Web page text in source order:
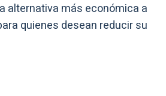
alternativa más económica a
quienes desean reducir su